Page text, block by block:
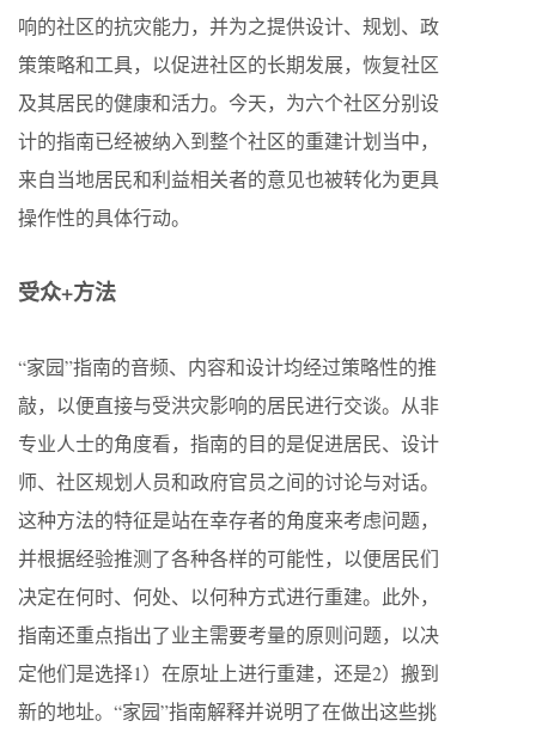
响的社区的抗灾能力，并为之提供设计、规划、政
策策略和工具，以促进社区的长期发展，恢复社区
及其居民的健康和活力。今天，为六个社区分别设
计的指南已经被纳入到整个社区的重建计划当中，
来自当地居民和利益相关者的意见也被转化为更具
操作性的具体行动。
受众+方法
“家园”指南的音频、内容和设计均经过策略性的推
敲，以便直接与受洪灾影响的居民进行交谈。从非
专业人士的角度看，指南的目的是促进居民、设计
师、社区规划人员和政府官员之间的讨论与对话。
这种方法的特征是站在幸存者的角度来考虑问题，
并根据经验推测了各种各样的可能性，以便居民们
决定在何时、何处、以何种方式进行重建。此外，
指南还重点指出了业主需要考量的原则问题，以决
定他们是选择1）在原址上进行重建，还是2）搬到
新的地址。“家园”指南解释并说明了在做出这些挑